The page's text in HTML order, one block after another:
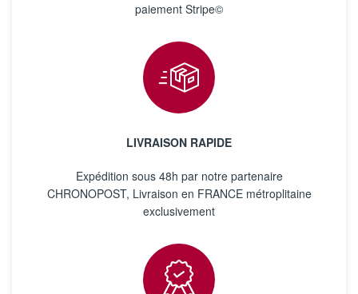
paiement Stripe©
LIVRAISON RAPIDE
Expédition sous 48h par notre partenaire
CHRONOPOST, Livraison en FRANCE métroplitaine
exclusivement